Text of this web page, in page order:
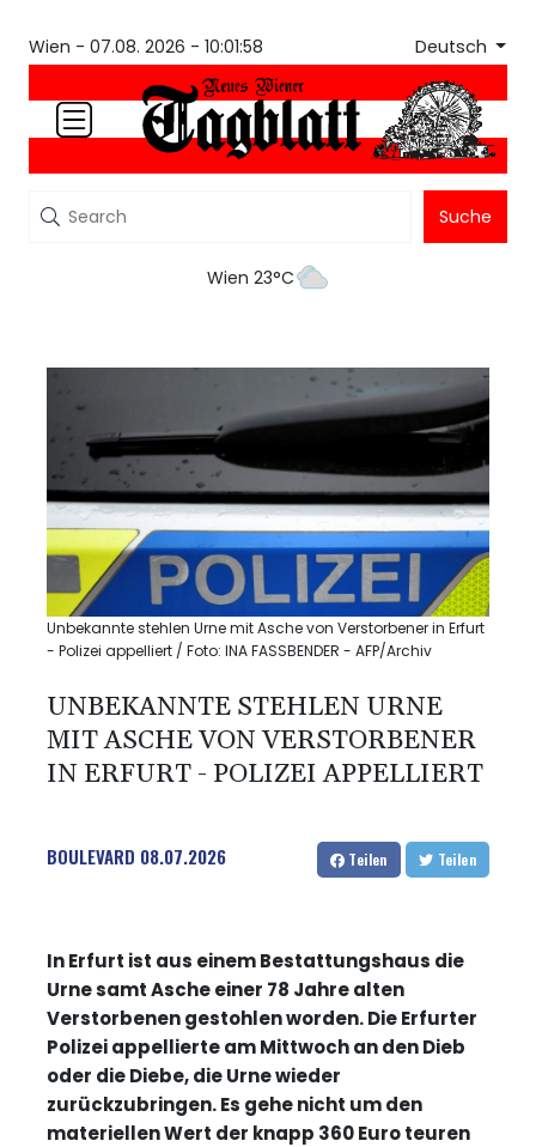
Wien - 07.08. 2026 - 10:01:58 Deutsch
Suche
Wien 23°C
Unbekannte stehlen Urne mit Asche von Verstorbener in Erfurt
- Polizei appelliert / Foto: INA FASSBENDER - AFP/Archiv
UNBEKANNTE STEHLEN URNE
MIT ASCHE VON VERSTORBENER
IN ERFURT - POLIZEI APPELLIERT
BOULEVARD 08.07.2026 Teilen Teilen
In Erfurt ist aus einem Bestattungshaus die
Urne samt Asche einer 78 Jahre alten
Verstorbenen gestohlen worden. Die Erfurter
Polizei appellierte am Mittwoch an den Dieb
oder die Diebe, die Urne wieder
zurückzubringen. Es gehe nicht um den
materiellen Wert der knapp 360 Euro teuren